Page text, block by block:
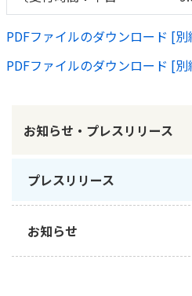
PDFファイルのダウンロード [
PDFファイルのダウンロード [
お知らせ・プレスリリース
プレスリリース
お知らせ